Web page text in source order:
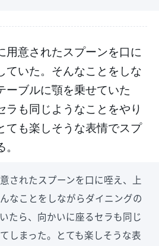
用意されたスプーンを口に
ていた。そんなことをしな
ーブルに顎を乗せていた
ラも同じようなことをやり
ても楽しそうな表情でスプ
されたスプーンを口に咥え、上
なことをしながらダイニングの
たら、向かいに座るセラも同じ
しまった。とても楽しそうな表